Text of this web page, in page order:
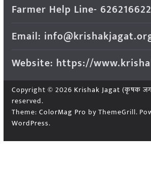
Farmer Help Line-
Email:
Website: https://
Copyright © 2026 Krishak Jagat (कृषक
reserved.
Theme: ColorMag Pro by ThemeGrill.
WordPress.